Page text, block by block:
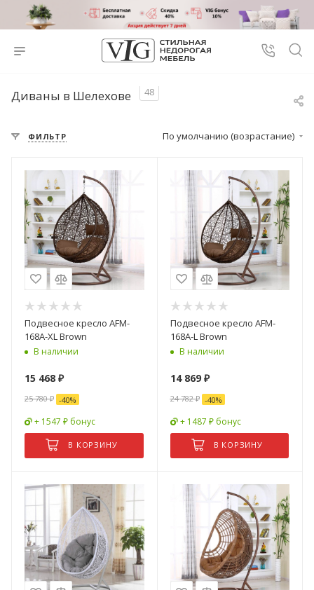
Диваны в Шелехове 48
ФИЛЬТР По умолчанию (возрастание)
Подвесное кресло AFM-
168A-XL Brown
В наличии
15 468 ₽
25 780₽ -40%
+ 1547 ₽ бонус
В КОРЗИНУ
Подвесное кресло AFM-
168A-L Brown
В наличии
14 869₽
24 782₽ -40%
+ 1487 ₽ бонус
В КОРЗИНУ